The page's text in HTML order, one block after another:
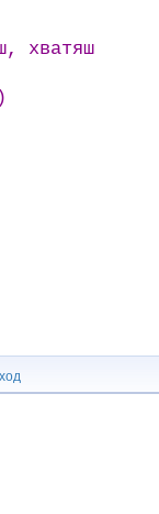
хватяш